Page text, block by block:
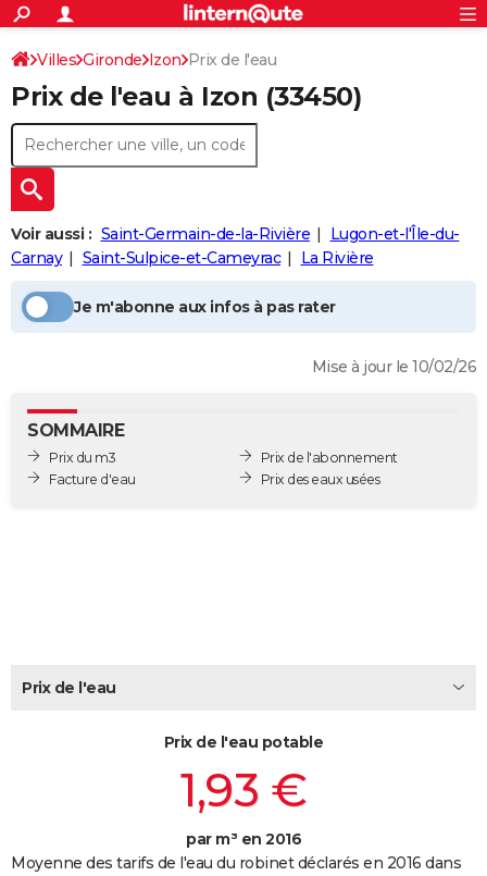
ACTUALITÉS
Politique
Société
Faits Divers
Education
Monde
Villes
+
SPORT
Coupe du monde 2026
Football
Tennis
Cyclisme
Rugby
Forum
Programme TV
TNTStreaming
Cinéma
Sorties cinéma
Musique
Retraite
Impôts
Epargne
Immobilier
Risques naturels par ville
Banque
Assurance
Crédit
AUTO
Essais
Réserver un essai
Citadines
Berlines
SUV
Forum auto
+
Mobiles
Meilleur smartphone
Internet
Ordinateurs
Jeux vidéo
Guide high-tech
+BRICOLAGE
Forum
Aménagement intérieur
Extérieur
Cuisine
Salle de bains
Jardinage
Rangement
+WEEK-END
Art de vivre
Bien-être
Loisirs
Mode
Modes de vie
SANTE
Alimentation
Guide de la santé
Maladies
Médicaments
Sommeil
VOYAGE
Carte de Noël
Carte Bonne année
Carte Saint-Valentin
Carte Pâques
Carte d'anniversaire
DICTIONNAIRE
FORUM
S'inscrire
Connexion
Villes Gironde Izon Prix de l'eau
Prix de l'eau à Izon (33450)
Voir aussi : Saint-Germain-de-la-Rivière
Lugon-et-l'Île-du-
Carnay
Saint-Sulpice-et-Cameyrac La Rivière
Je m'abonne aux infos à pas rater
Mise à jour le 10/02/26
SOMMAIRE
Prix du m3
Facture d'eau
Prix de l'abonnement
Prix des eaux usées
Prix de l'eau
Prix de l'eau potable
1,93 €
par m³ en 2016
Moyenne des tarifs de l'eau du robinet déclarés en 2016 dans